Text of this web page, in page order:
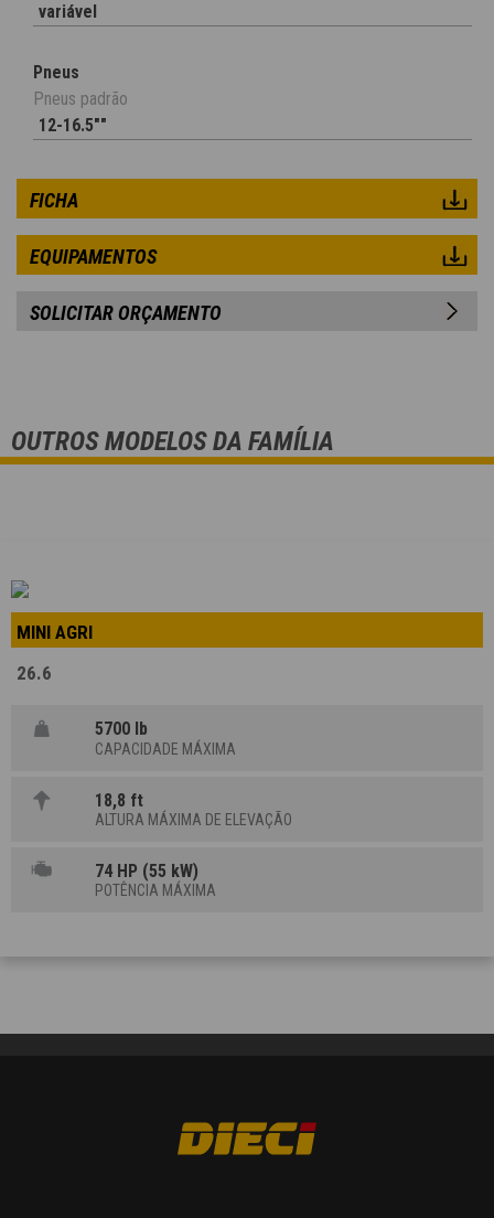
variável
Pneus
Pneus padrão
12-16.5""
FICHA
EQUIPAMENTOS
SOLICITAR ORÇAMENTO
OUTROS MODELOS DA FAMÍLIA
MINI AGRI
26.6
5700 lb
CAPACIDADE MÁXIMA
18,8 ft
ALTURA MÁXIMA DE ELEVAÇÃO
74 HP (55 kW)
POTÊNCIA MÁXIMA